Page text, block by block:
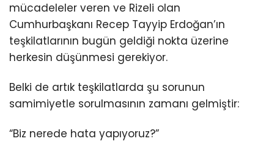
mücadeleler veren ve Rizeli olan
Cumhurbaşkanı Recep Tayyip Erdoğan’ın
teşkilatlarının bugün geldiği nokta üzerine
herkesin düşünmesi gerekiyor.
Belki de artık teşkilatlarda şu sorunun
samimiyetle sorulmasının zamanı gelmiştir:
“Biz nerede hata yapıyoruz?”